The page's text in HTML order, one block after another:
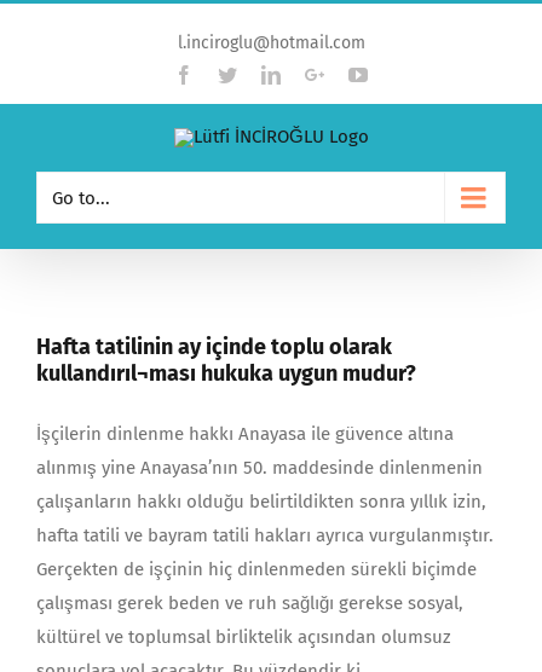
l.inciroglu@hotmail.com
Facebook
TwitterLinkedinGoogle+YouTube
Go to...
Hafta tatilinin ay içinde toplu olarak
kullandırıl¬ması hukuka uygun mudur?
İşçilerin dinlenme hakkı Anayasa ile güvence altına
alınmış yine Anayasa’nın 50. maddesinde dinlenmenin
çalışanların hakkı olduğu belirtildikten sonra yıllık izin,
hafta tatili ve bayram tatili hakları ayrıca vurgulanmıştır.
Gerçekten de işçinin hiç dinlenmeden sürekli biçimde
çalışması gerek beden ve ruh sağlığı gerekse sosyal,
kültürel ve toplumsal birliktelik açısından olumsuz